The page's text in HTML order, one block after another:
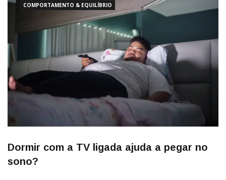
COMPORTAMENTO & EQUILÍBRIO
Dormir com a TV ligada ajuda a pegar no
sono?